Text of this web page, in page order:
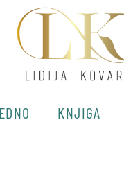
KNJIGA